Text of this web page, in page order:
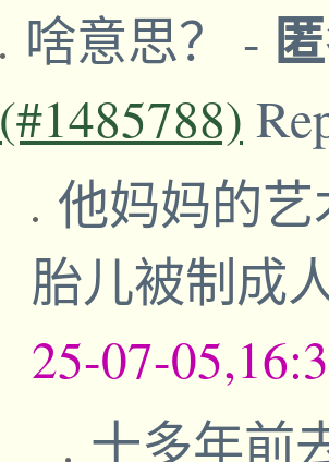
啥意思？ -
(#1485788)
他妈妈的
胎儿被制成
25-07-
十多年前